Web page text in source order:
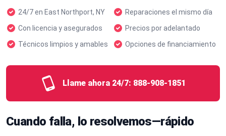
24/7 en East Northport, NY
Reparaciones el mismo día
Con licencia y asegurados
Precios por adelantado
Técnicos limpios y amables
Opciones de financiamiento
Llame ahora 24/7: 888-908-1851
Cuando falla, lo resolvemos—rápido